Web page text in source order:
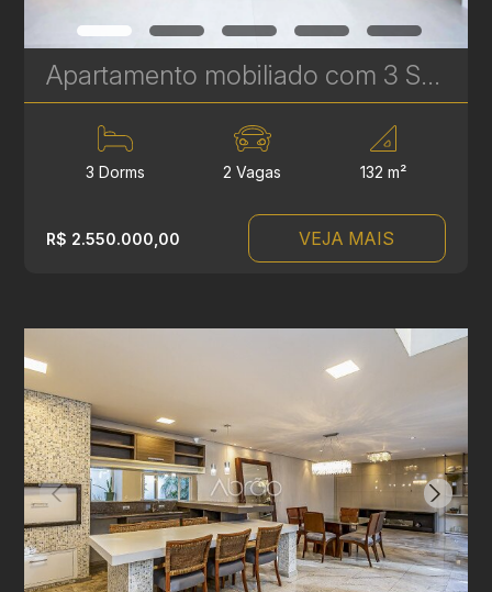
Apartamento mobiliado com 3 Suítes para venda no Artsy - 2 vagas de garagem - Batel | Ref. 1795
3 Dorms 2 Vagas 132 m²
R$ 2.550.000,00 VEJA MAIS